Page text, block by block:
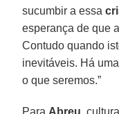
sucumbir a essa
esperança de que a
Contudo quando
inevitáveis. Há
o que seremos.”
Para Abreu ,